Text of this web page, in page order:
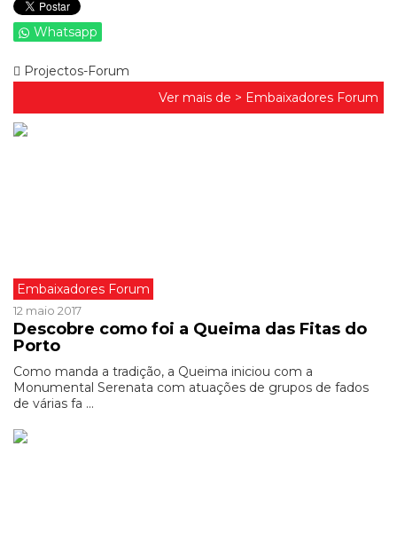
Whatsapp
Projectos-Forum
Ver mais de > Embaixadores Forum
Embaixadores Forum
12 maio 2017
Descobre como foi a Queima das Fitas do
Porto
Como manda a tradição, a Queima iniciou com a
Monumental Serenata com atuações de grupos de fados
de várias fa ...